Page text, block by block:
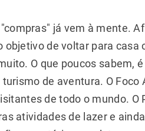
já vem à mente.
objetivo de voltar para casa
O que poucos sabem,
de aventura. O Foco
de todo o mundo. O
atividades de lazer e